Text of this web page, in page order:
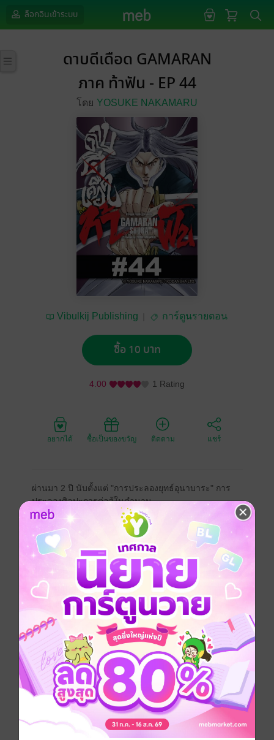
ล็อกอินเข้าระบบ
ดาบดีเดือด GAMARAN
ภาค ท้าฟัน - EP 44
โดย YOSUKE NAKAMARU
Vibulkij Publishing การ์ตูนรายตอน
ซื้อ 10 บาท
4.00 1 Rating
อยากได้ ซื้อเป็นของขวัญ ติดตาม แชร์
ผ่านมา 2 ปี นับตั้งแต่ "การประลองยุทธ์อุนาบาระ" การ
ประลองศิลปะการต่อสู้ในตำนาน
ที่นักศิลปะการต่อสู้จำนวนมากมายเสี่ยงชีวิตเพื่อการเป็น
"ผู้ที่แข็งแกร่งที่สุด"
ได้มีหนังสือเชิญเข้าร่วมการต่อสู้จากรัฐบาลส่งมาหา เซ็น
โกคุ อิโอริ ผู้ที่ถูกขนานนามว่าไร้เทียมทานในใต้หล้า
ศัตรูคือเหล่านักศิลปะการต่อสู้ที่รัฐบาลคัดเลือกเพื่อจะหา
"ผู้ที่แข็งแกร่งที่สุด" ชื่อของมันคือ บั๊คคะเฮียคเค็น
คนที่ติดตามอิโอริมาคือ รัน ลูกสาวของตระกูลอิจิโนเสะ
ซึ่งหลงเสน่ห์ของดาบ
การต่อสู้ครั้งใหม่ของ เซ็นโกคุ อิโอริ ที่ต้องต่อกรกับเหล่าผู้
ที่แข็งแกร่งทั้งหลายได้เปิดม่านขึ้นแล้ว!!
การ์ตูนญี่ปุ่น แอกชัน ผจญภัย ย้อนยุค/พีเรียด
ซีรีส์ ดาบดีเดือด GAMARAN ภาค ท้าฟัน (รายตอน)
ประเภทไฟล์ pdf